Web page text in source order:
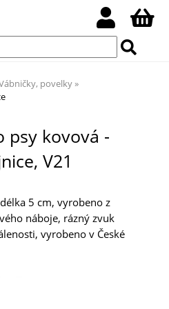
povelky
psy kovová -
V21
5 cm, vyrobeno z
náboje, rázný zvuk
vyrobeno v České